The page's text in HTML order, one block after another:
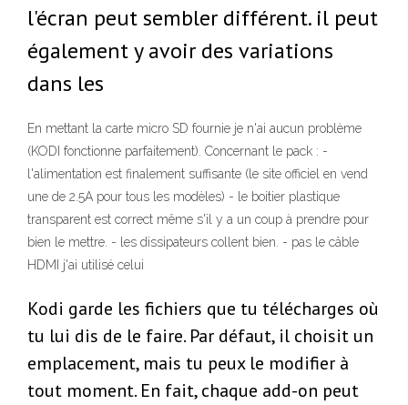
l'écran peut sembler différent. il peut
également y avoir des variations
dans les
En mettant la carte micro SD fournie je n'ai aucun problème
(KODI fonctionne parfaitement). Concernant le pack : -
l'alimentation est finalement suffisante (le site officiel en vend
une de 2.5A pour tous les modèles) - le boitier plastique
transparent est correct même s'il y a un coup à prendre pour
bien le mettre. - les dissipateurs collent bien. - pas le câble
HDMI j'ai utilisé celui
Kodi garde les fichiers que tu télécharges où
tu lui dis de le faire. Par défaut, il choisit un
emplacement, mais tu peux le modifier à
tout moment. En fait, chaque add-on peut